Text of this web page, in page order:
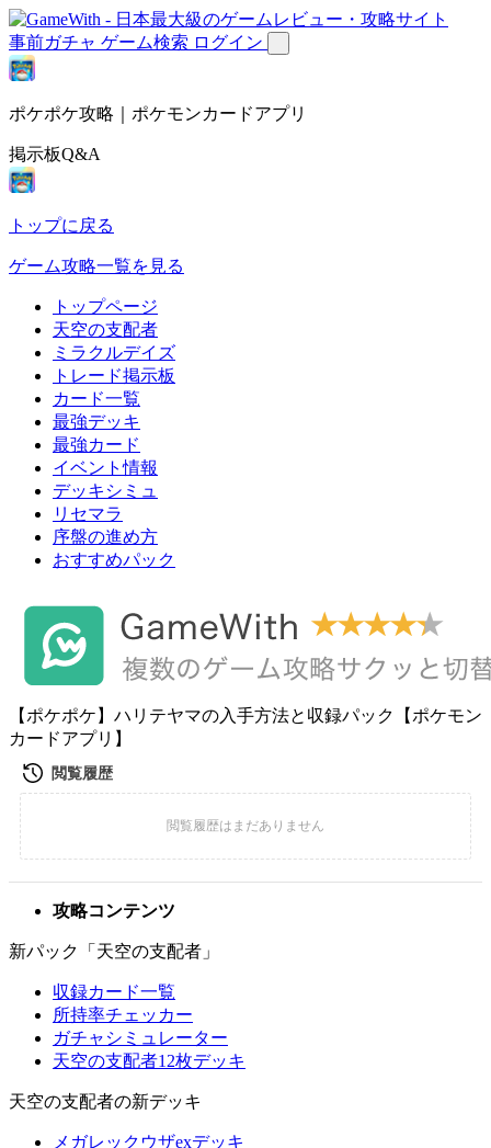
事前ガチャ ゲーム検索 ログイン
ポケポケ攻略｜ポケモンカードアプリ
掲示板Q&A
トップに戻る
ゲーム攻略一覧を見る
トップページ
天空の支配者
ミラクルデイズ
トレード掲示板
カード一覧
最強デッキ
最強カード
イベント情報
デッキシミュ
リセマラ
序盤の進め方
おすすめパック
【ポケポケ】ハリテヤマの入手方法と収録パック【ポケモン
カードアプリ】
攻略コンテンツ
新パック「天空の支配者」
収録カード一覧
所持率チェッカー
ガチャシミュレーター
天空の支配者12枚デッキ
天空の支配者の新デッキ
メガレックウザexデッキ